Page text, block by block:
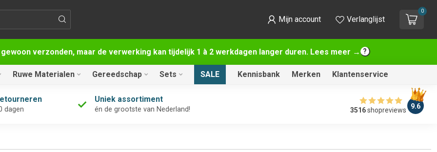
verzonden, maar de verwerking kan tijdelijk 1 à 2 werkdagen langer duren. Lees meer →
Mijn account Verlanglijst
0
Ruwe Materialen Gereedschap Sets SALE Kennisbank Merken Klantenservice
dagen
Uniek assortiment
én de grootste van Nederland! 3516shopreviews 9.6